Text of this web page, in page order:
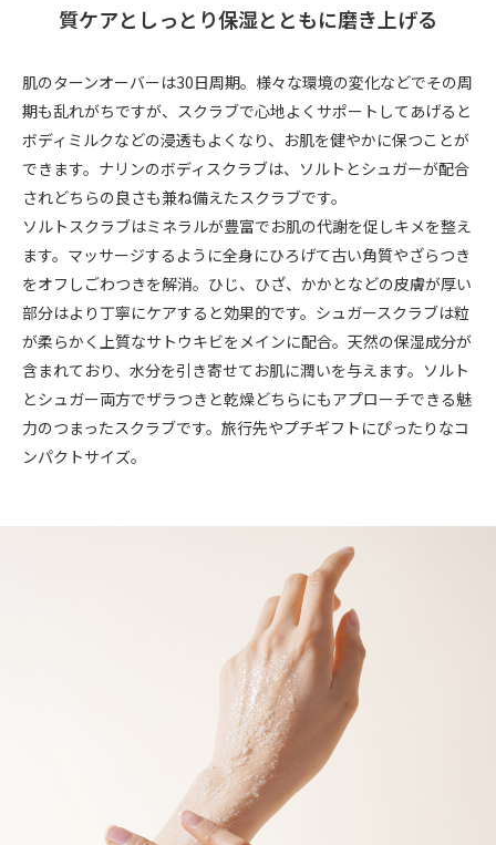
質ケアとしっとり保湿とともに磨き上げる
肌のターンオーバーは30日周期。様々な環境の変化などでその周
期も乱れがちですが、スクラブで心地よくサポートしてあげると
ボディミルクなどの浸透もよくなり、お肌を健やかに保つことが
できます。ナリンのボディスクラブは、ソルトとシュガーが配合
されどちらの良さも兼ね備えたスクラブです。
ソルトスクラブはミネラルが豊富でお肌の代謝を促しキメを整え
ます。マッサージするように全身にひろげて古い角質やざらつき
をオフしごわつきを解消。ひじ、ひざ、かかとなどの皮膚が厚い
部分はより丁寧にケアすると効果的です。シュガースクラブは粒
が柔らかく上質なサトウキビをメインに配合。天然の保湿成分が
含まれており、水分を引き寄せてお肌に潤いを与えます。ソルト
とシュガー両方でザラつきと乾燥どちらにもアプローチできる魅
力のつまったスクラブです。旅行先やプチギフトにぴったりなコ
ンパクトサイズ。